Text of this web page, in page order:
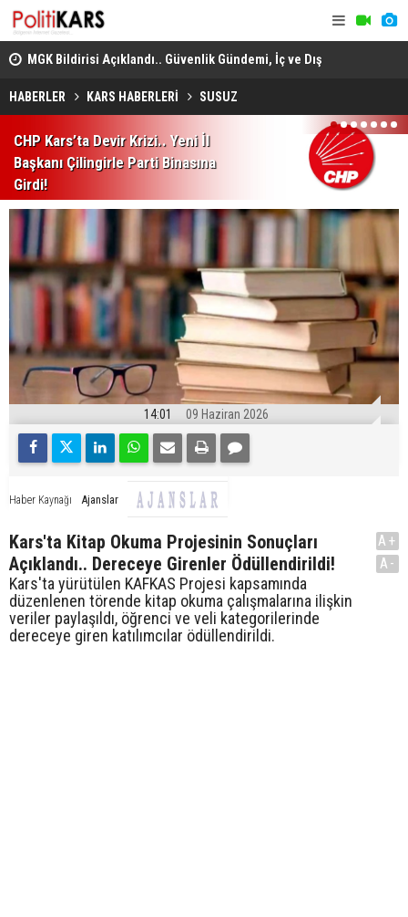
MGK Bildirisi Açıklandı.. Güvenlik Gündemi, İç ve Dış
Politika Başlıkları Değerlendirildi!
HABERLER KARS HABERLERİ SUSUZ
CHP Kars’ta Devir Krizi.. Yeni İl
Başkanı Çilingirle Parti Binasına
Girdi!
1 2 3 4 5 6 7
14:01 09 Haziran 2026
Haber Kaynağı Ajanslar
Kars'ta Kitap Okuma Projesinin Sonuçları
Açıklandı.. Dereceye Girenler Ödüllendirildi!
Kars'ta yürütülen KAFKAS Projesi kapsamında
düzenlenen törende kitap okuma çalışmalarına ilişkin
veriler paylaşıldı, öğrenci ve veli kategorilerinde
dereceye giren katılımcılar ödüllendirildi.
A+
A-